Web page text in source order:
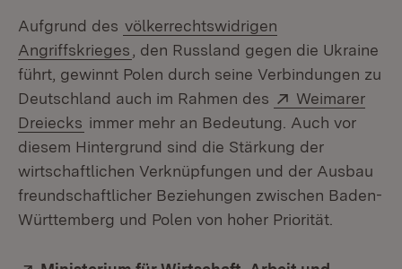
Aufgrund des völkerrechtswidrigen
Angriffskrieges
, den Russland gegen die Ukraine
führt, gewinnt Polen durch seine Verbindungen zu
Deutschland auch im Rahmen des
Extern:
Weimarer
Dreiecks (Öffnet in neuem Fenster)
immer mehr an Bedeutung. Auch vor
diesem Hintergrund sind die Stärkung der
wirtschaftlichen Verknüpfungen und der Ausbau
freundschaftlicher Beziehungen zwischen Baden-
Württemberg und Polen von hoher Priorität.